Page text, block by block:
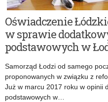
Oświadczenie
w sprawie
podstawowych w
Samorząd Łodzi od samego
proponowanych w związku z
Już w marcu 2017 roku w opinii
podstawowych w…